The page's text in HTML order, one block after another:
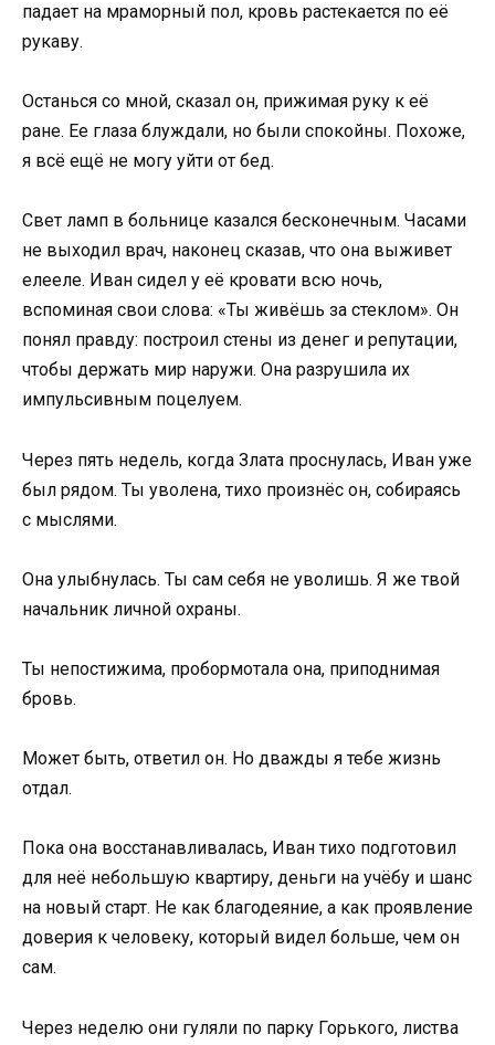
падает на мраморный пол, кровь растекается по её
рукаву.
Останься со мной, сказал он, прижимая руку к её
ране. Ее глаза блуждали, но были спокойны. Похоже,
я всё ещё не могу уйти от бед.
Свет ламп в больнице казался бесконечным. Часами
не выходил врач, наконец сказав, что она выживет
елееле. Иван сидел у её кровати всю ночь,
вспоминая свои слова: «Ты живёшь за стеклом». Он
понял правду: построил стены из денег и репутации,
чтобы держать мир наружи. Она разрушила их
импульсивным поцелуем.
Через пять недель, когда Злата проснулась, Иван уже
был рядом. Ты уволена, тихо произнёс он, собираясь
с мыслями.
Она улыбнулась. Ты сам себя не уволишь. Я же твой
начальник личной охраны.
Ты непостижима, пробормотала она, приподнимая
бровь.
Может быть, ответил он. Но дважды я тебе жизнь
отдал.
Пока она восстанавливалась, Иван тихо подготовил
для неё небольшую квартиру, деньги на учёбу и шанс
на новый старт. Не как благодеяние, а как проявление
доверия к человеку, который видел больше, чем он
сам.
Через неделю они гуляли по парку Горького, листва